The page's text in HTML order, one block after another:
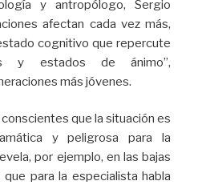
y antropólogo, Sergio
afectan cada vez más,
cognitivo que repercute
y estados de ánimo”,
más jóvenes.
que la situación es
y peligrosa para la
por ejemplo, en las bajas
para la especialista habla